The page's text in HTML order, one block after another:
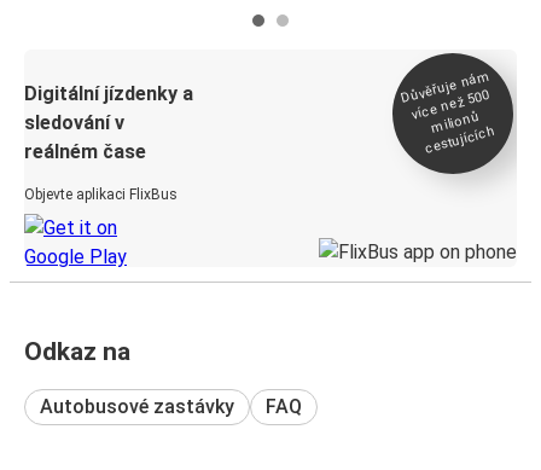
Digitální jízdenky a
sledování v
reálném čase
Objevte aplikaci FlixBus
Důvěřuje ná
m
více než 500
milionů
cestujících
Odkaz na
Autobusové zastávky FAQ